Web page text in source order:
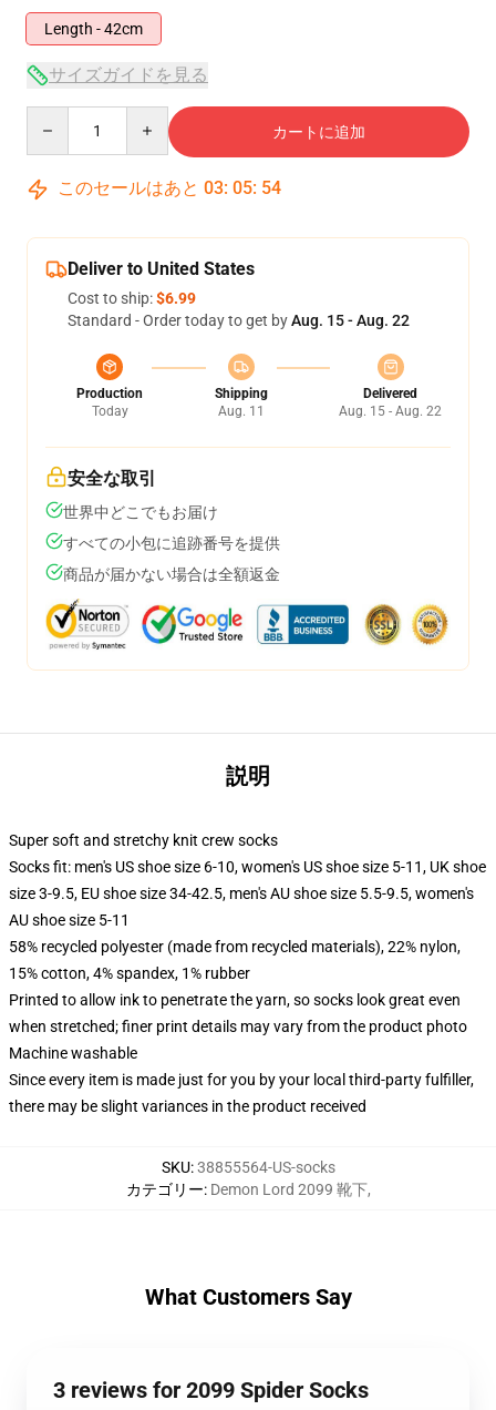
Length - 42cm
サイズガイドを見る
カートに追加
このセールはあと 03: 05: 54
Deliver to United States
Cost to ship:$6.99
Standard - Order today to get byAug. 15 - Aug. 22
Production
Today
Shipping
Aug. 11
Delivered
Aug. 15 - Aug. 22
安全な取引
世界中どこでもお届け
すべての小包に追跡番号を提供
商品が届かない場合は全額返金
説明
Super soft and stretchy knit crew socks
Socks fit: men's US shoe size 6-10, women's US shoe size 5-11, UK shoe
size 3-9.5, EU shoe size 34-42.5, men's AU shoe size 5.5-9.5, women's
AU shoe size 5-11
58% recycled polyester (made from recycled materials), 22% nylon,
15% cotton, 4% spandex, 1% rubber
Printed to allow ink to penetrate the yarn, so socks look great even
when stretched; finer print details may vary from the product photo
Machine washable
Since every item is made just for you by your local third-party fulfiller,
there may be slight variances in the product received
SKU:38855564-US-socks
カテゴリー: Demon Lord 2099 靴下,
What Customers Say
3 reviews for 2099 Spider Socks